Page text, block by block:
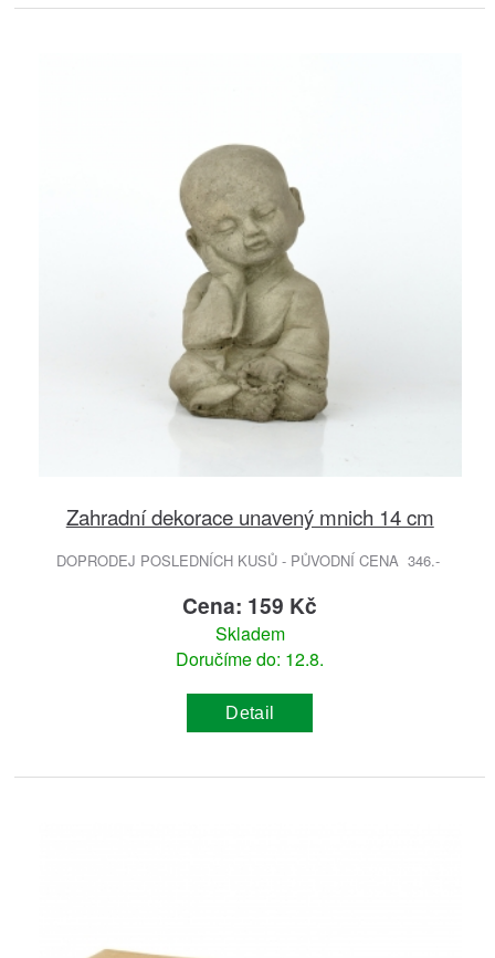
Zahradní dekorace unavený mnich 14 cm
DOPRODEJ POSLEDNÍCH KUSŮ - PŮVODNÍ CENA 346.-
Cena: 159 Kč
Skladem
Doručíme do: 12.8.
Detail